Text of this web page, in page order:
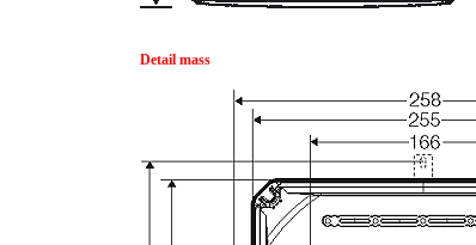
Detail mass